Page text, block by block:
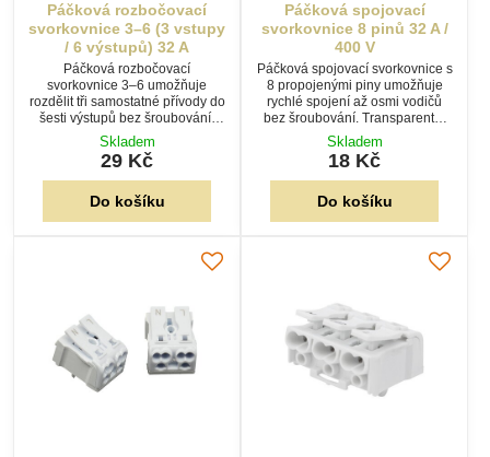
Páčková rozbočovací
svorkovnice 3–6 (3 vstupy
/ 6 výstupů) 32 A
Páčková rozbočovací
svorkovnice 3–6 umožňuje
rozdělit tři samostatné přívody do
šesti výstupů bez šroubování.
Barevně odlišené páčky
usnadňují orientaci a
transparentní tělo kontrolu
zapojení.
Skladem
29 Kč
Do košíku
Páčková spojovací
svorkovnice 8 pinů 32 A /
400 V
Páčková spojovací svorkovnice s
8 propojenými piny umožňuje
rychlé spojení až osmi vodičů
bez šroubování. Transparentní
tělo usnadňuje kontrolu zapojení
a páčky zajišťují pohodlnou
montáž.
Skladem
18 Kč
Do košíku